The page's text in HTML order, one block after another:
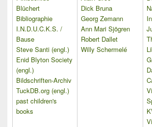
Blüchert
Bibliographie
I.N.D.U.C.K.S. /
Bause
Steve Santi (engl.)
Enid Blyton Society
(engl.)
Bildschriften-Archiv
TuckDB.org (engl.)
past children's
books
Dick Bruna
Georg Zemann
Ann Mari Sjögren
Robert Dallet
Willy Schermelé